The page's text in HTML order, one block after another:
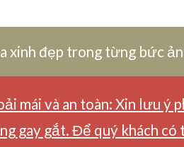
xinh đẹp trong từng bức
mái và an toàn: Xin lưu
gay gắt. Để quý khách